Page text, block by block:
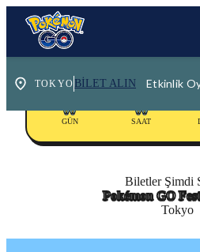
Etkinlik
BILET ALIN
00
GÜN
00
SAAT
Biletler Şimdi
Pokémon GO
Tokyo